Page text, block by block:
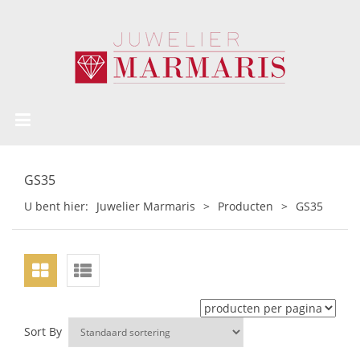
GS35
U bent hier: Juwelier Marmaris > Producten > GS35
Sort By